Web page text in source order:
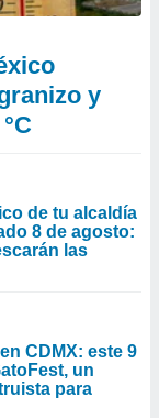
y
de tu alcaldía
8 de agosto:
las
CDMX: este 9
un
para